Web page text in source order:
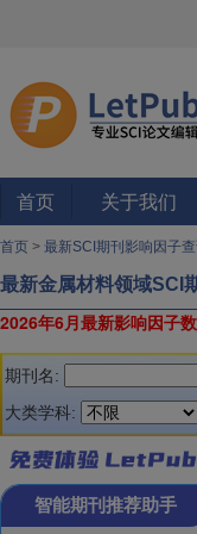
首页 关于我们
首页 > 最新SCI期刊影响因子
最新金属材料领域SCI
2026年6月最新影响因子
期刊名:
大类学科:
智能期刊推荐助手